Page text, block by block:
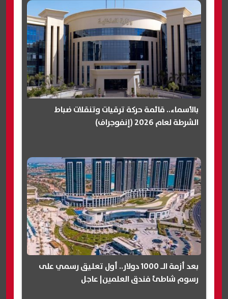
بالأسماء.. قائمة حركة ترقيات وتنقلات ضباط
الشرطة لعام 2026 (إنفوجراف)
بعد أزمة الـ 1000 دولار.. أول تعليق رسمي على
رسوم شاطئ فندق العلمين| عاجل